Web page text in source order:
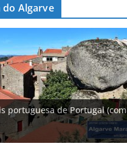
do Algarve
portuguesa de Portugal (com
rio Tejo (com vídeo)
com cascata